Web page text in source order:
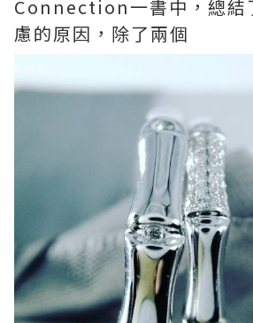
Connection一書中，總結
慮的原因，除了兩個